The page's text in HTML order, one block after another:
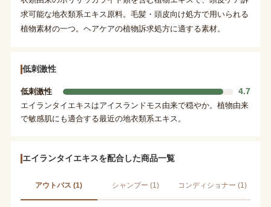
求可能な地衣類系エキス原料。毛髪・頭皮向け処方で用いられる
植物素材の一つ。ヘアケアの植物訴求処方に適する素材。
低刺激性
低刺激性 4.7
エイランタイエキスはアイスランドモス由来で穏やか。植物由来
で敏感肌にも適合する最近の地衣類系エキス。
エイランタイエキスを配合した商品一覧
アウトバス (1) シャンプー (1) コンディショナー (1)